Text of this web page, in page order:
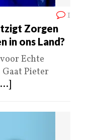
1
Zorgen
in ons Land?
Echte
Pieter